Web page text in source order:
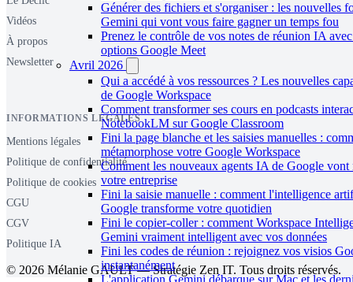
Générer des fichiers et s'organiser : les nouvelles
Gemini qui vont vous faire gagner un temps fou
Prenez le contrôle de vos notes de réunion IA
options Google Meet
Avril 2026
Qui a accédé à vos ressources ? Les nouvelles
de Google Workspace
Comment transformer ses cours en podcasts
NotebookLM sur Google Classroom
Fini la page blanche et les saisies manuelles :
métamorphose votre Google Workspace
Comment les nouveaux agents IA de Google
votre entreprise
Fini la saisie manuelle : comment l'intelligence
Google transforme votre quotidien
Fini le copier-coller : comment Workspace
Gemini vraiment intelligent avec vos données
Fini les codes de réunion : rejoignez vos visios
instantanément
L'application Gemini débarque sur Mac et les
Vidéos
À propos
Newsletter
INFORMATIONS LÉGALES
Mentions légales
Politique de confidentialité
Politique de cookies
CGU
CGV
Politique IA
© 2026 Mélanie GAULT — Stratégie Zen IT. Tous droits réservés.